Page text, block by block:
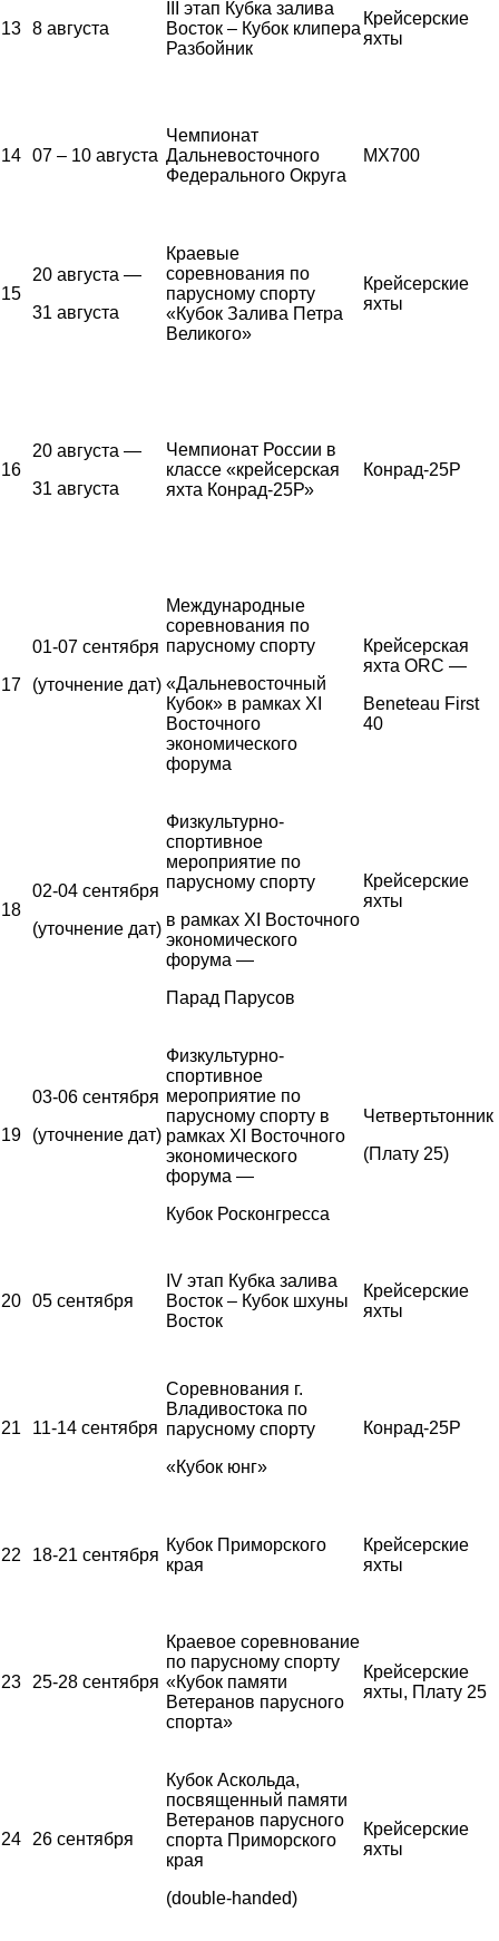
13 8 августа
III этап Кубка залива
Восток – Кубок клипера
Разбойник
Крейсерские
яхты
14 07 – 10 августа
Чемпионат
Дальневосточного
Федерального Округа
MX700
15
20 августа —
31 августа
Краевые
соревнования по
парусному спорту
«Кубок Залива Петра
Великого»
Крейсерские
яхты
16
20 августа —
31 августа
Чемпионат России в
классе «крейсерская
яхта Конрад-25Р»
Конрад-25Р
17
01-07 сентября
(уточнение дат)
Международные
соревнования по
парусному спорту
«Дальневосточный
Кубок» в рамках XI
Восточного
экономического
форума
Крейсерская
яхта ORC —
Beneteau First
40
18
02-04 сентября
(уточнение дат)
Физкультурно-
спортивное
мероприятие по
парусному спорту
в рамках XI Восточного
экономического
форума —
Парад Парусов
Крейсерские
яхты
19
03-06 сентября
(уточнение дат)
Физкультурно-
спортивное
мероприятие по
парусному спорту в
рамках XI Восточного
экономического
форума —
Кубок Росконгресса
Четвертьтонник
(Плату 25)
20 05 сентября
IV этап Кубка залива
Восток – Кубок шхуны
Восток
Крейсерские
яхты
21 11-14 сентября
Соревнования г.
Владивостока по
парусному спорту
«Кубок юнг»
Конрад-25Р
22 18-21 сентября
Кубок Приморского
края
Крейсерские
яхты
23 25-28 сентября
Краевое соревнование
по парусному спорту
«Кубок памяти
Ветеранов парусного
спорта»
Крейсерские
яхты, Плату 25
24 26 сентября
Кубок Аскольда,
посвященный памяти
Ветеранов парусного
спорта Приморского
края
(double-handed)
Крейсерские
яхты